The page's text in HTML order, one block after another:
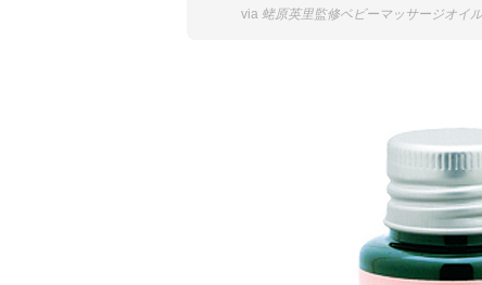
via 蛯原英里監修ベビーマッサージオイ